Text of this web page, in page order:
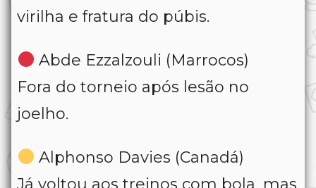
virilha e fratura do púbis.
Abde Ezzalzouli (Marrocos)
Fora do torneio após lesão no
joelho.
Alphonso Davies (Canadá)
Já voltou aos treinos com bola, mas